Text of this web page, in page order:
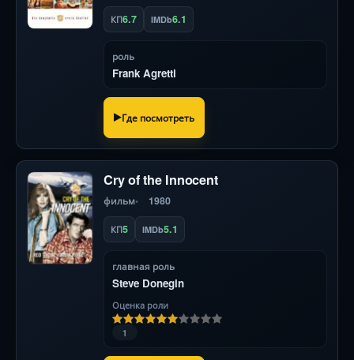
КП6.7 IMDb6.1
роль
Frank Agretti
Где посмотреть
Cry of the Innocent
фильм 1980
КП5 IMDb5.1
главная роль
Steve Donegin
Оценка роли
1